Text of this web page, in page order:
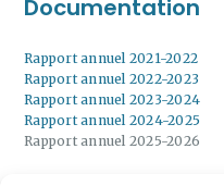
Documentation
Rapport annuel 2021-2022
Rapport annuel 2022-2023
Rapport annuel 2023-2024
Rapport annuel 2024-2025
Rapport annuel 2025-2026